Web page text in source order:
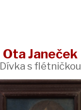
Ota Janeček
Dívka s flétničkou